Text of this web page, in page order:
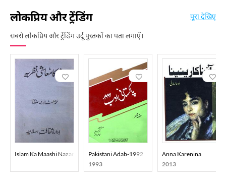
लोकप्रिय और ट्रेंडिंग
सबसे लोकप्रिय और ट्रेंडिंग उर्दू पुस्तकों का पता लगाएँ।
पूरा देखिए
Islam Ka Maashi Nazariya
Pakistani Adab-1992
1993
Anna Karenina
2013